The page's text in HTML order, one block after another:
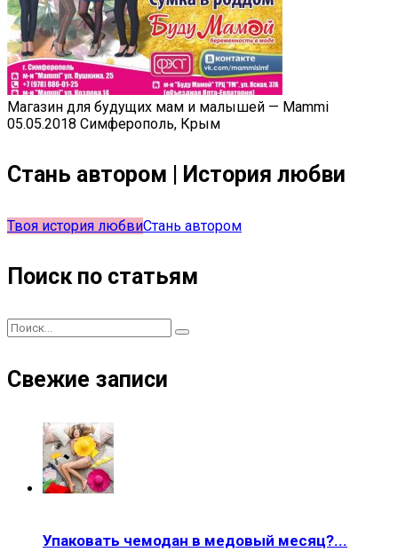
Магазин для будущих мам и малышей — Mammi
05.05.2018 Симферополь, Крым
Стань автором | История любви
Твоя история любвиСтань автором
Поиск по статьям
Свежие записи
Упаковать чемодан в медовый месяц?...